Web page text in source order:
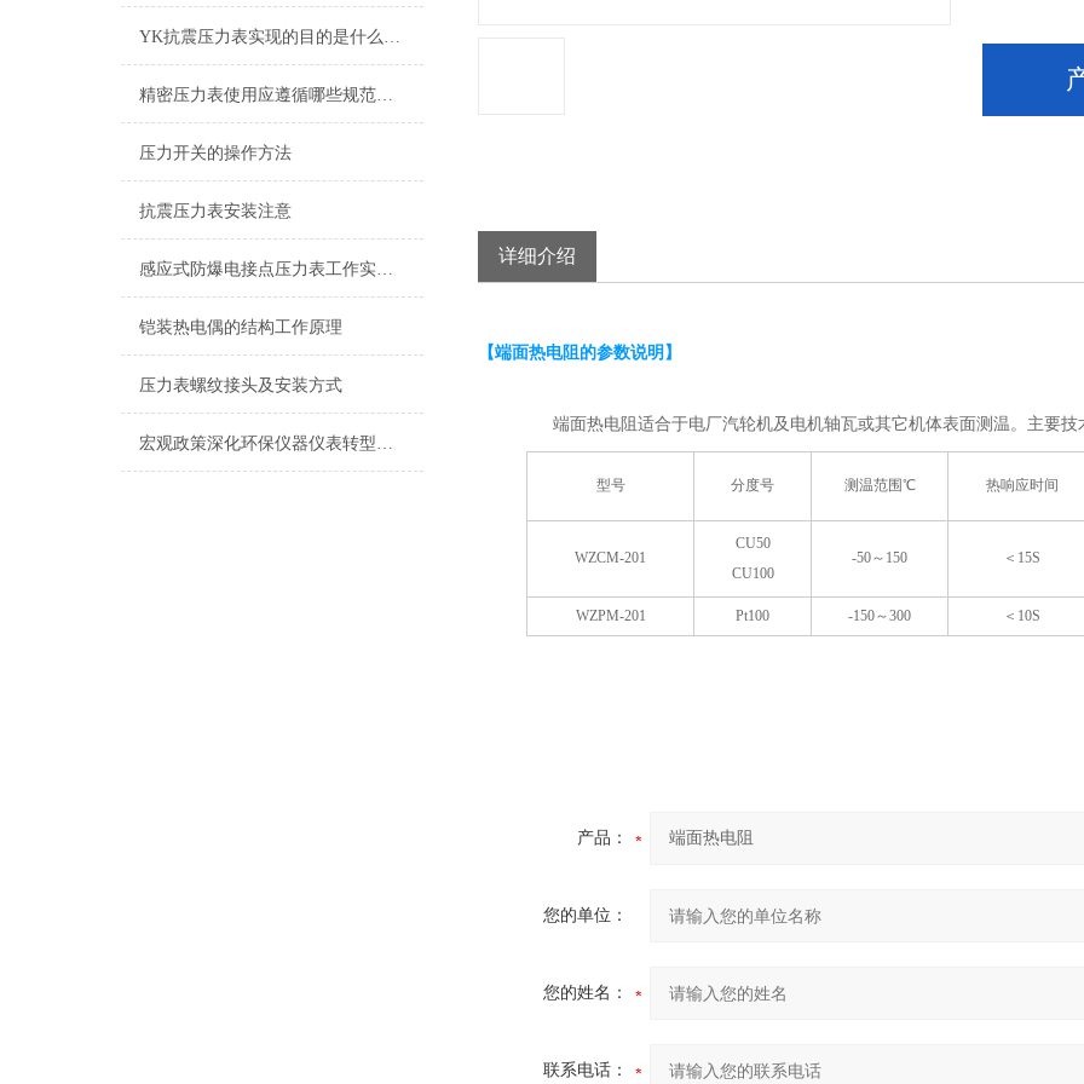
YK抗震压力表实现的目的是什么？从名字中就可以略知一二
精密压力表使用应遵循哪些规范，如何使用更精确？
压力开关的操作方法
抗震压力表安装注意
感应式防爆电接点压力表工作实现的控制目的
铠装热电偶的结构工作原理
压力表螺纹接头及安装方式
宏观政策深化环保仪器仪表转型发展
详细介绍
【端面热电阻的参数说明】
端面热电阻适合于电厂汽轮机及电机轴瓦或其它机体表面测温。 主要技
型号 分度号 测温范围℃ 热响应时间
WZCM-201
CU50
CU100
-50～150 ＜15S
WZPM-201 Pt100 -150～300 ＜10S
产品：
您的单位：
您的姓名：
联系电话：